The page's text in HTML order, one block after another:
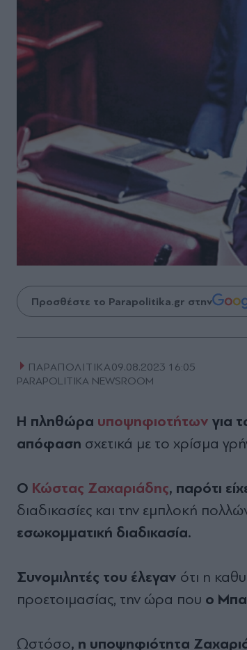
Προσθέστε το Parapolitika.gr στην
ΠΑΡΑΠΟΛΙΤΙΚΑ09.08.2023 16:05
PARAPOLITIKA NEWSROOM
Η πληθώρα υποψηφιοτήτων για
απόφαση σχετικά µε το χρίσµα
Ο Κώστας Ζαχαριάδης, παρότι
διαδικασίες και την εµπλοκή
εσωκοµµατική διαδικασία.
Συνοµιλητές του έλεγαν ότι η
προετοιµασίας, την ώρα που ο
Ωστόσο, η υποψηφιότητα